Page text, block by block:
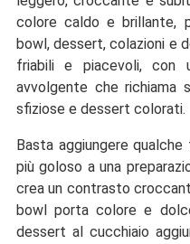
colore caldo e brillante,
bowl, dessert, colazioni e
friabili e piacevoli, con
avvolgente che richiama
sfiziose e dessert colorati.
Basta aggiungere
più goloso a una
crea un contrasto
bowl porta colore e
dessert al cucchiaio